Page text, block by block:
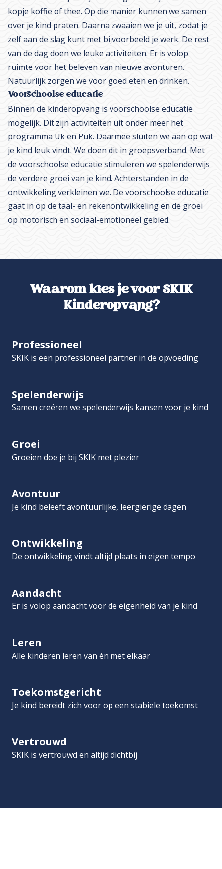
kopje koffie of thee. Op die manier kunnen we samen
over je kind praten. Daarna zwaaien we je uit, zodat je
zelf aan de slag kunt met bijvoorbeeld je werk. De rest
van de dag doen we leuke activiteiten. Er is volop
ruimte voor het beleven van nieuwe avonturen.
Natuurlijk zorgen we voor goed eten en drinken.
Voorschoolse educatie
Binnen de kinderopvang is voorschoolse educatie
mogelijk. Dit zijn activiteiten uit onder meer het
programma Uk en Puk. Daarmee sluiten we aan op wat
je kind leuk vindt. We doen dit in groepsverband. Met
de voorschoolse educatie stimuleren we spelenderwijs
de verdere groei van je kind. Achterstanden in de
ontwikkeling verkleinen we. De voorschoolse educatie
gaat in op de taal- en rekenontwikkeling en de groei
op motorisch en sociaal-emotioneel gebied.
Waarom kies je voor SKIK
Kinderopvang?
Professioneel
SKIK is een professioneel partner in de opvoeding
Spelenderwijs
Samen creëren we spelenderwijs kansen voor je kind
Groei
Groeien doe je bij SKIK met plezier
Avontuur
Je kind beleeft avontuurlijke, leergierige dagen
Ontwikkeling
De ontwikkeling vindt altijd plaats in eigen tempo
Aandacht
Er is volop aandacht voor de eigenheid van je kind
Leren
Alle kinderen leren van én met elkaar
Toekomstgericht
Je kind bereidt zich voor op een stabiele toekomst
Vertrouwd
SKIK is vertrouwd en altijd dichtbij